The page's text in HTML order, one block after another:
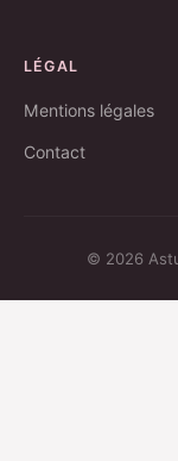
LÉGAL
Mentions légales
Contact
© 2026